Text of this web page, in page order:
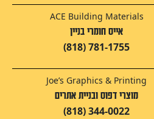
ACE Building Materials
אייס חומרי בניין
(818) 781-1755
Joe’s Graphics & Printing
מוצרי דפוס ובניית אתרים
(818) 344-0022